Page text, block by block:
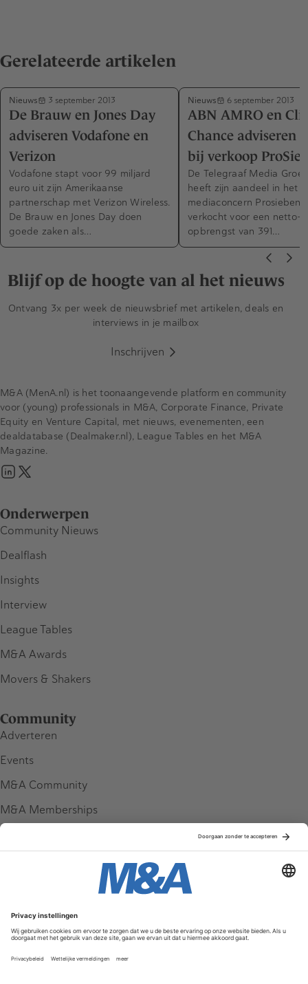
Gerelateerde artikelen
Nieuws 3 september 2013
De Brauw en Jones Day
adviseren Vodafone en
Verizon
Vodafone stapt voor 99 miljard
euro uit zijn Amerikaanse
partnerschap met Verizon Wireless.
De Brauw en Jones Day doen
goede zaken als…
Nieuws 6 september 2013
ABN AMRO en
Chance adviseren
bij verkoop
De Telegraaf Media
heeft zijn aandeel in het
mediaconcern
verkocht voor een netto-
opbrengst van 391…
Blijf op de hoogte van al het nieuws
Ontvang 3x per week de nieuwsbrief met artikelen, deals en
interviews in je mailbox
Inschrijven
Onderwerpen
Community Nieuws
Dealflash
Insights
Interview
League Tables
M&A Awards
Movers & Shakers
Community
Adverteren
Events
M&A Community
M&A Memberships
Service & Contact
Contact
FAQ
M&A (MenA.nl) is het toonaangevende platform en community
voor (young) professionals in M&A, Corporate Finance, Private
Equity en Venture Capital, met nieuws, evenementen, een
dealdatabase (Dealmaker.nl), League Tables en het M&A
Magazine.